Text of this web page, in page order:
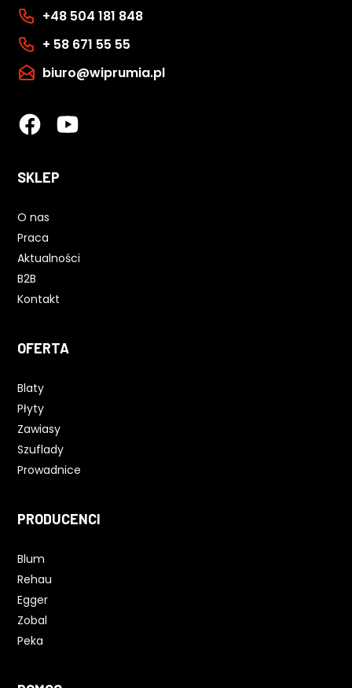
+48 504 181 848
+ 58 671 55 55
biuro@wiprumia.pl
SKLEP
O nas
Praca
Aktualności
B2B
Kontakt
OFERTA
Blaty
Płyty
Zawiasy
Szuflady
Prowadnice
PRODUCENCI
Blum
Rehau
Egger
Zobal
Peka